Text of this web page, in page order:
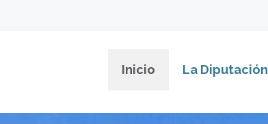
Inicio La Diputación